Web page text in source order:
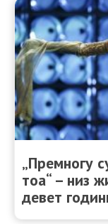
„Премногу
тоа“ – низ
девет